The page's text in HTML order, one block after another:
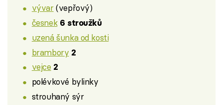
vývar(vepřový)
česnek 6 stroužků
uzená šunka od kosti
brambory 2
vejce 2
polévkové bylinky
strouhaný sýr